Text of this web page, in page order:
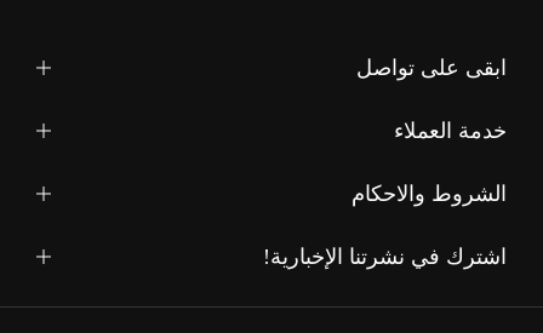
ابقى على تواصل
خدمة العملاء
الشروط والاحكام
اشترك في نشرتنا الإخبارية!